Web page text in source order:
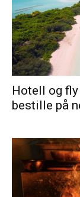
Hotell og
bestille på